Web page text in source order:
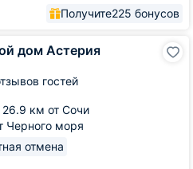
Получите225 бонусов
дом Астерия
гостей
26.9 км от Сочи
Черного моря
отмена